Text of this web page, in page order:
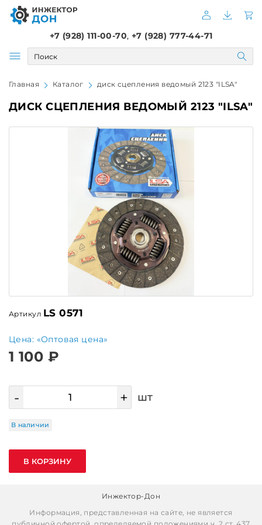
+7 (928) 111-00-70, +7 (928) 777-44-71
Главная Каталог диск сцепления ведомый 2123 "ILSA"
ДИСК СЦЕПЛЕНИЯ ВЕДОМЫЙ 2123 "ILSA"
Артикул LS 0571
Цена: «Оптовая цена»
1 100 ₽
- + шт
В наличии
В КОРЗИНУ
Инжектор-Дон
Информация, представленная на сайте, не является